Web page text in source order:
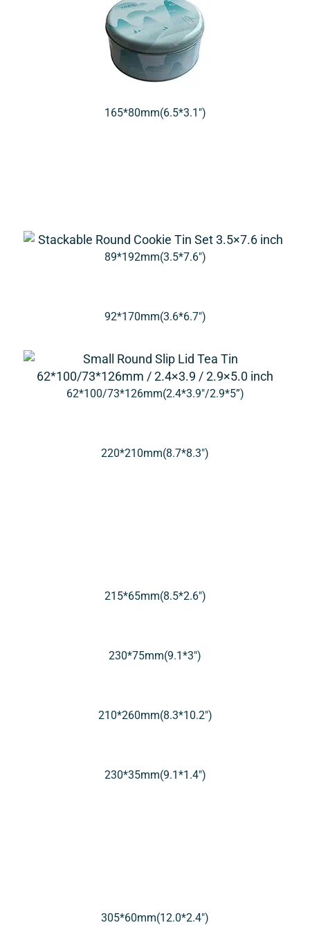
165*80mm(6.5*3.1″)
89*192mm(3.5*7.6″)
92*170mm(3.6*6.7″)
62*100/73*126mm(2.4*3.9″/2.9*5”)
220*210mm(8.7*8.3″)
215*65mm(8.5*2.6″)
230*75mm(9.1*3″)
210*260mm(8.3*10.2″)
230*35mm(9.1*1.4″)
305*60mm(12.0*2.4″)